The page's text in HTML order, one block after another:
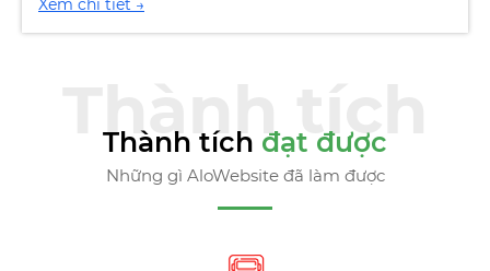
Thành tích đạt được
Những gì AloWebsite đã làm được